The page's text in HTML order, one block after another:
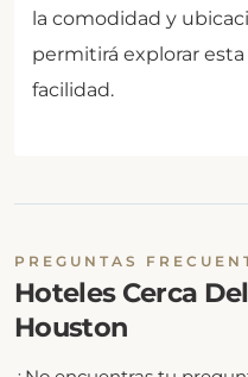
la comodidad y
permitirá explorar
facilidad.
PREGUNTAS
Hoteles Cerca
Houston